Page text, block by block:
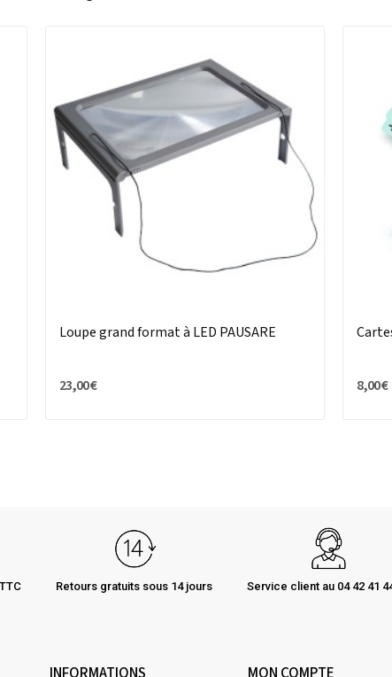
Loupe grand format à LED PAUSARE
23,00 € 8,00 €
Retours gratuits sous 14 jours Service client au 04 42 41